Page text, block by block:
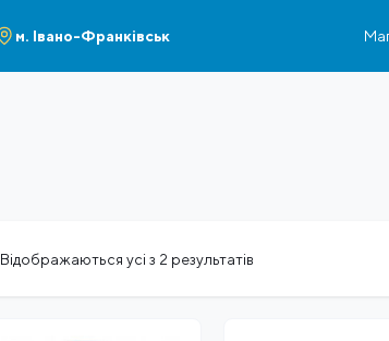
м. Івано-Франківськ
Відображаються усі з 2 результатів